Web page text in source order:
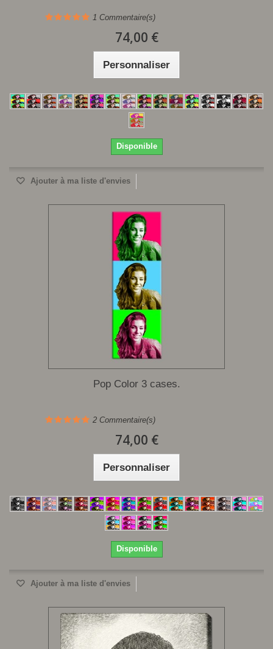
1 Commentaire(s)
74,00 €
Personnaliser
Disponible
Ajouter à ma liste d'envies
Pop Color 3 cases.
2 Commentaire(s)
74,00 €
Personnaliser
Disponible
Ajouter à ma liste d'envies